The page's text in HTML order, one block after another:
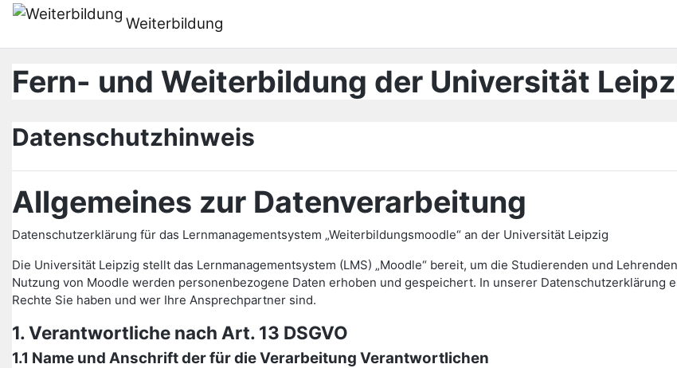
Zum Hauptinhalt
Weiterbildung
Fern- und Weiterbildung der Universität
Datenschutzhinweis
Allgemeines zur Datenverarbeitung
Datenschutzerklärung für das Lernmanagementsystem „Weiterbildungsmoodle“ an der Universität Leipzig
Die Universität Leipzig stellt das Lernmanagementsystem (LMS) „Moodle“ bereit, um die Studierenden und
Nutzung von Moodle werden personenbezogene Daten erhoben und gespeichert. In unserer
Rechte Sie haben und wer Ihre Ansprechpartner sind.
1. Verantwortliche nach Art. 13 DSGVO
1.1 Name und Anschrift der für die Verarbeitung Verantwortlichen